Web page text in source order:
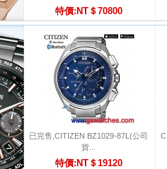
特價:NT＄70800
已完售,CITIZEN BZ1029-87L(公司
貨...
特價:NT＄19120